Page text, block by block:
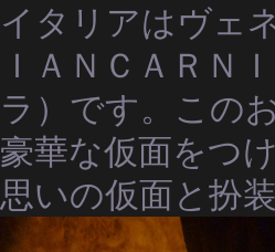
イタリアはヴェ
ＩＡＮＣＡＲＮ
ラ）です。この
豪華な仮面をつ
思いの仮面と扮